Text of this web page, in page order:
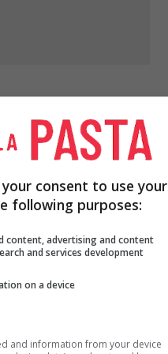
150 gr di gherigli
à poche), guarnite
placca del
consent to use your
following purposes:
content, advertising and content
and services development
on a device
and information from your device